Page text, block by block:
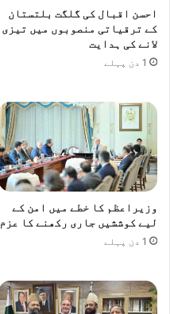
ئ
ن
ل
م
پ
چ
گ
ئ
ے
احسن اقبال کی گلگت بلتستان
کے ترقیاتی منصوبوں میں تیزی
لانے کی ہدایت
1 دن پہلے
وزیراعظم کا خطے میں امن کے
لیے کوششیں جاری رکھنے کا عزم
1 دن پہلے